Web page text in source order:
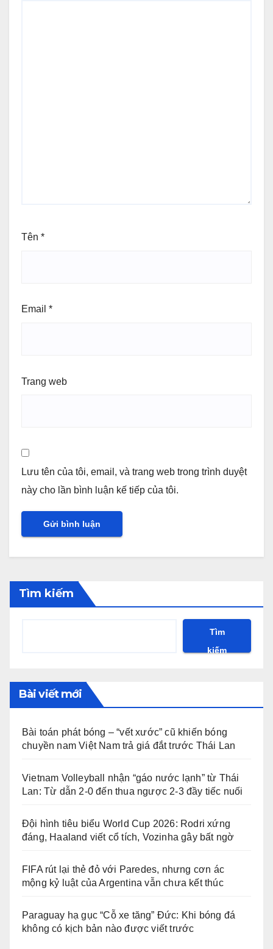
Tên *
Email *
Trang web
Lưu tên của tôi, email, và trang web trong trình duyệt
này cho lần bình luận kế tiếp của tôi.
Tìm kiếm
Tìm
kiếm
Bài viết mới
Bài toán phát bóng – “vết xước” cũ khiến bóng
chuyền nam Việt Nam trả giá đắt trước Thái Lan
Vietnam Volleyball nhận “gáo nước lạnh” từ Thái
Lan: Từ dẫn 2-0 đến thua ngược 2-3 đầy tiếc nuối
Đội hình tiêu biểu World Cup 2026: Rodri xứng
đáng, Haaland viết cổ tích, Vozinha gây bất ngờ
FIFA rút lại thẻ đỏ với Paredes, nhưng cơn ác
mộng kỷ luật của Argentina vẫn chưa kết thúc
Paraguay hạ gục “Cỗ xe tăng” Đức: Khi bóng đá
không có kịch bản nào được viết trước